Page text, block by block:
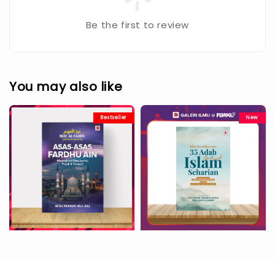
Be the first to review
You may also like
Bestseller New